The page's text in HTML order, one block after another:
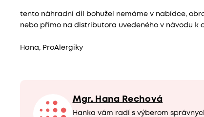
tento náhradní díl bohužel nemáme v nabídce,
nebo přímo na distributora uvedeného v návodu k
Hana, ProAlergiky
Mgr. Hana Rechová
Hanka vám radí s výberom